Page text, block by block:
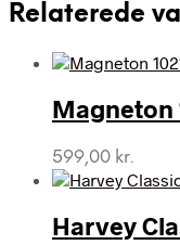
Relaterede
Magneton
599,00 kr.
Harvey